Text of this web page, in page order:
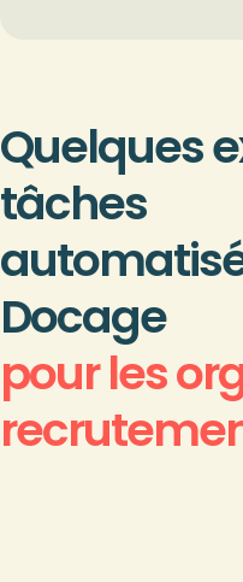
Quelques
tâches
Docage
pour les